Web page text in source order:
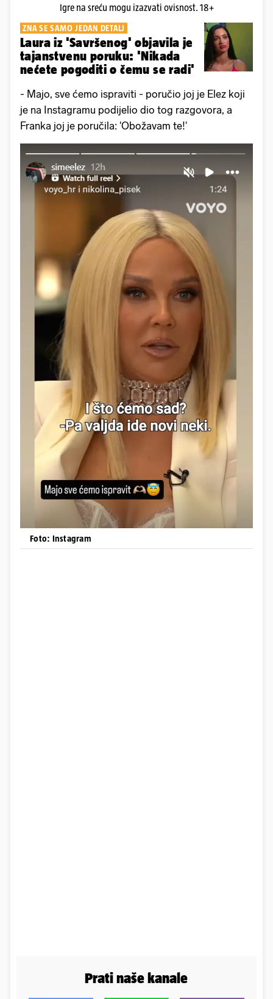
Igre na sreću mogu izazvati ovisnost. 18+
ZNA SE SAMO JEDAN DETALJ
Laura iz 'Savršenog' objavila je
tajanstvenu poruku: 'Nikada
nećete pogoditi o čemu se radi'
- Majo, sve ćemo ispraviti - poručio joj je Elez koji
je na Instagramu podijelio dio tog razgovora, a
Franka joj je poručila: 'Obožavam te!'
Foto: Instagram
Prati naše kanale